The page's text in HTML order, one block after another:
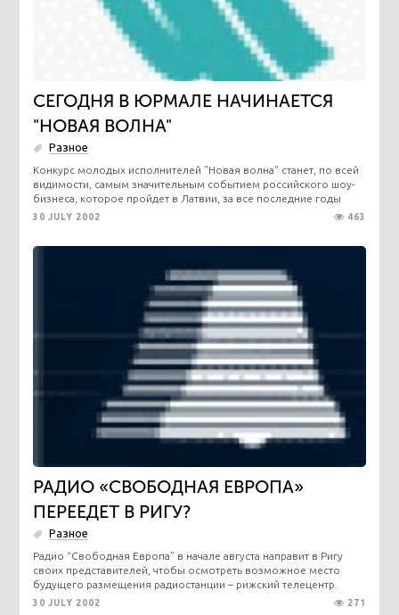
СЕГОДНЯ В ЮРМАЛЕ НАЧИНАЕТСЯ
"НОВАЯ ВОЛНА"
Разное
Конкурс молодых исполнителей "Новая волна" станет, по всей
видимости, самым значительным событием российского шоу-
бизнеса, которое пройдет в Латвии, за все последние годы
30 JULY 2002 463
РАДИО «СВОБОДНАЯ ЕВРОПА»
ПЕРЕЕДЕТ В РИГУ?
Разное
Радио “Свободная Европа” в начале августа направит в Ригу
своих представителей, чтобы осмотреть возможное место
будущего размещения радиостанции – рижский телецентр.
30 JULY 2002 271